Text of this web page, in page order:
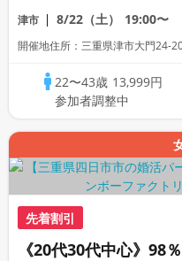
プレミアム街コン
津市 8/22（土） 19:00〜
開催地住所：三重県津市大門24-
22〜43歳 13,999円
参加者調整中
先着割引
《20代30代中心》98